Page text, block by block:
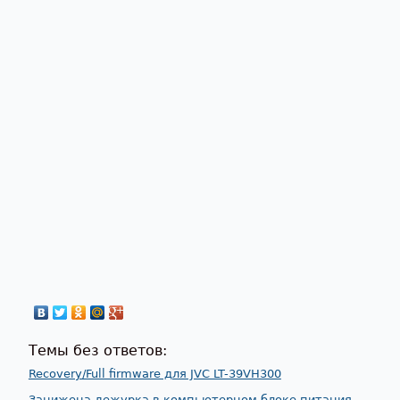
Темы без ответов:
Recovery/Full firmware для JVC LT-39VH300